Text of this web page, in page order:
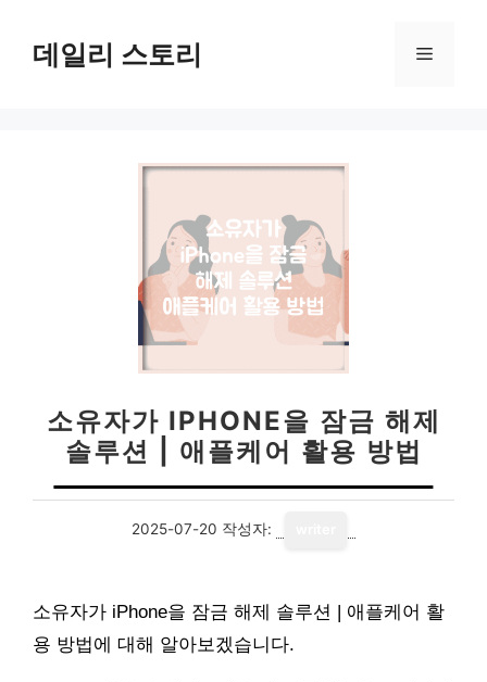
데일리 스토리 메
소유자가 IPHONE을 잠금 해제
솔루션 | 애플케어 활용 방법
2025-07-20 작성자:
소유자가 iPhone을 잠금 해제 솔루션 | 애플케어 활
용 방법에 대해 알아보겠습니다.